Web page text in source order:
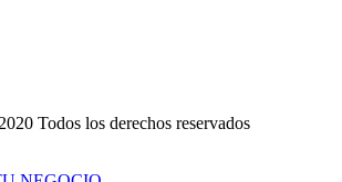
Todos los derechos reservados